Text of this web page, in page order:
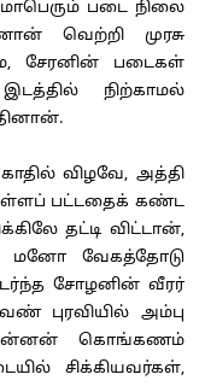
மாபெரும் படை நிலை
வெற்றி முரசு
சேரனின் படைகள்
நிற்காமல்
விழவே, அத்தி
பட்டதைக் கண்ட
தட்டி விட்டான்,
மனோ வேகத்தோடு
சோழனின் வீரர்
புரவியில் அம்பு
நன்னன் கொங்கணம்
சிக்கியவர்கள்,